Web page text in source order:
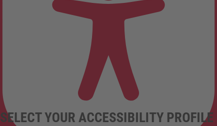
SELECT YOUR ACCESSIBILITY PROFILE